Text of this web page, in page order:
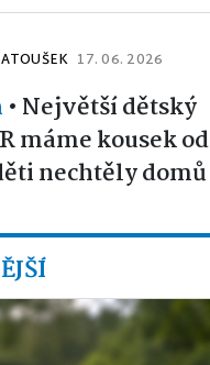
17. 06. 2026
• Největší dětský
máme kousek od
nechtěly domů